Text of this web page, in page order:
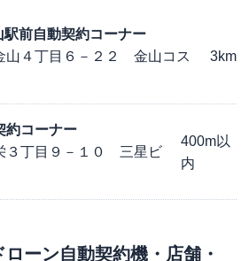
駅前自動契約コーナー
山４丁目６－２２ 金山コス
3km
約コーナー
３丁目９－１０ 三星ビ
400m以
内
ーン自動契約機・店舗・